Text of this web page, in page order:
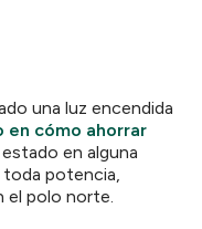
una luz encendida
en cómo ahorrar
en alguna
toda potencia,
el polo norte.